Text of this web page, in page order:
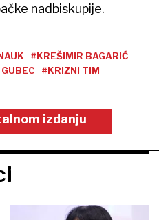
nadbiskupije.
#KREŠIMIR BAGARIĆ
#KRIZNI TIM
izdanju